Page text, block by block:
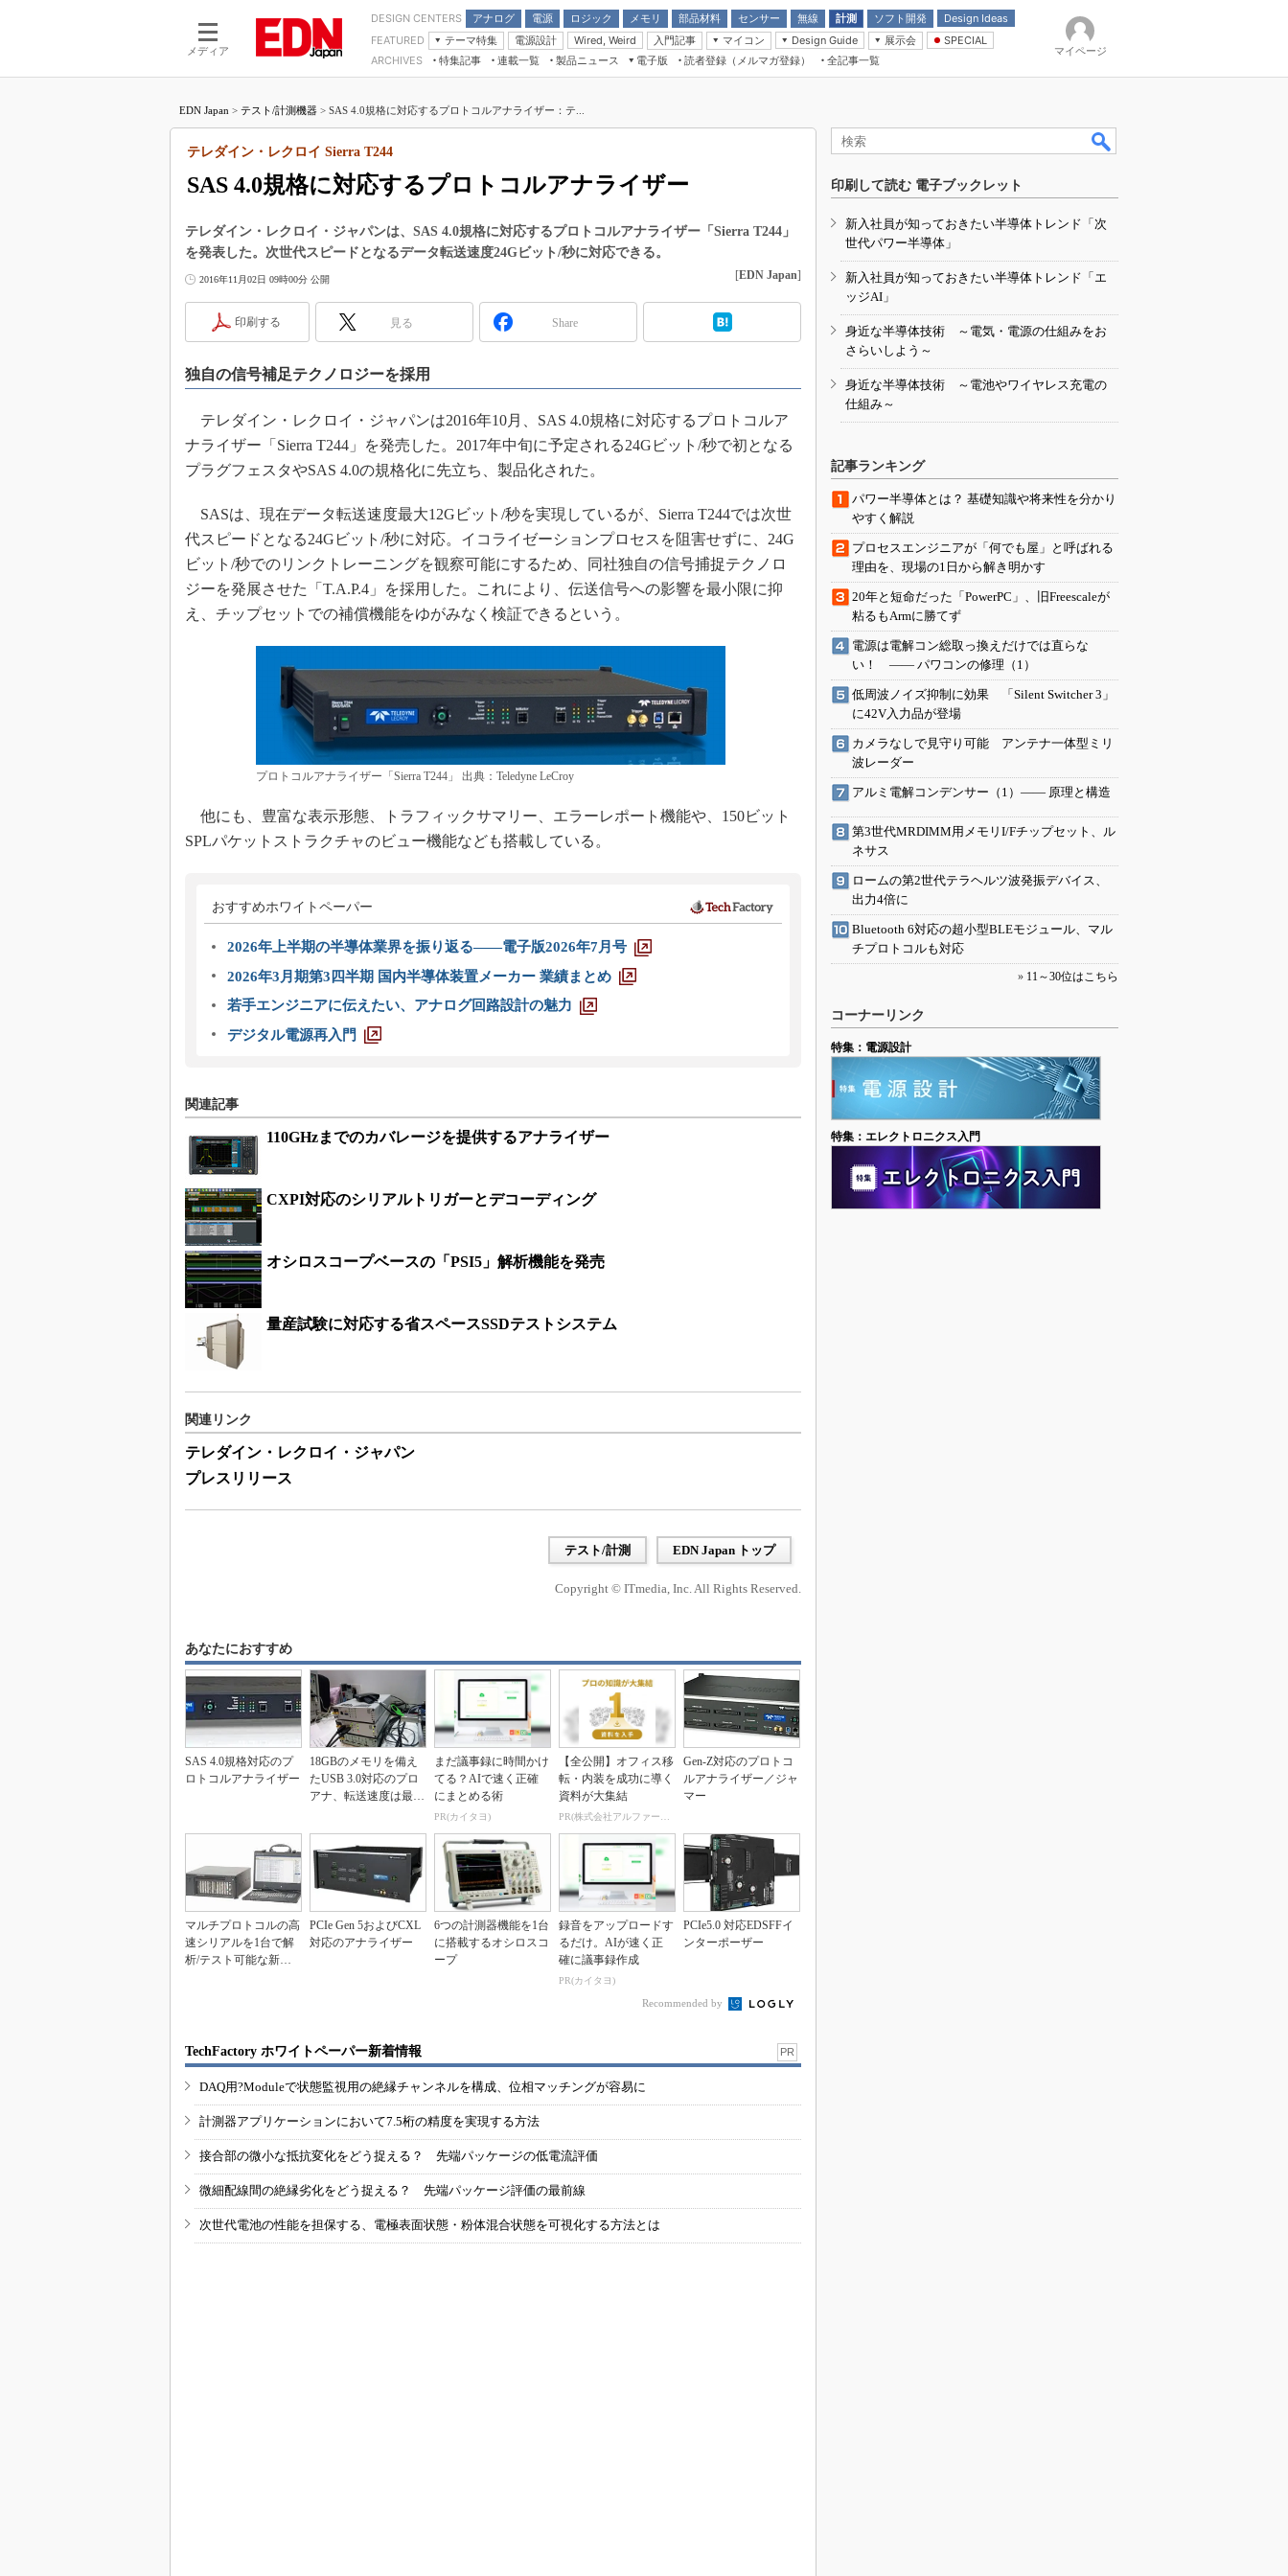
メディア
DESIGN CENTERS アナログ
電源
モーター
ロジック
LSI
メモリ
部品材料
受動部品
センサー 無線 計測 ソフト開発
Design Ideas
アナログ機能回路
計測とテスト
FEATURED
テーマ特集
つながるクルマ
エレクトロニクス入門
医療エレ（EE Times Japan）
製品解剖（EE Times Japan）
電源設計 Wired, Weird
入門記事
モーター入門
マイコン
マイコン講座
Design Guide
計測機器
展示会
CEATEC
組込み/エッジコンピューティング展
人とくるま展
SPECIAL
Microchip情報
ARCHIVES 特集記事
連載一覧
マイクロプロセッサ懐古録
用講座
たった2つの式で始めるDC/DCコン
DC-DCコンバーター活用講座
Wired, Weird
マイコン講座
Q&Aで学ぶマイコン講座
記録計／データロガーの基礎知識
ズ編
めざせ高効率！ モーター駆動入門講
座
「SPICEの仕組みとその活用設計」
最新記事一覧
計測器メーカーから見た5G
USB Type-Cの登場で評価試験はど
う変わる？
IoT時代の無線規格を知る【Thread
IoT時代の無線規格を知る【Z-Wave
編】
製品ニュース
電子版
電子ブックレット
読者登録（メルマガ登録） 全記事一覧
マイページ
EDN Japan > テスト/計測機器 > SAS 4.0規格に対応するプロトコルアナライザー：テ...
SAS 4.0規格に対応するプロトコルアナライザー
テレダイン・レクロイ Sierra T244
テレダイン・レクロイ・ジャパンは、SAS 4.0規格に対応するプロトコルアナライザー「Sierra T244」
を発表した。次世代スピードとなるデータ転送速度24Gビット/秒に対応できる。
2016年11月02日 09時00分 公開 [EDN Japan]
印刷する 見る Share
独自の信号補足テクノロジーを採用
テレダイン・レクロイ・ジャパンは2016年10月、SAS 4.0規格に対応するプロトコルア
ナライザー「Sierra T244」を発売した。2017年中旬に予定される24Gビット/秒で初となる
プラグフェスタやSAS 4.0の規格化に先立ち、製品化された。
SASは、現在データ転送速度最大12Gビット/秒を実現しているが、Sierra T244では次世
代スピードとなる24Gビット/秒に対応。イコライゼーションプロセスを阻害せずに、24G
ビット/秒でのリンクトレーニングを観察可能にするため、同社独自の信号捕捉テクノロ
ジーを発展させた「T.A.P.4」を採用した。これにより、伝送信号への影響を最小限に抑
え、チップセットでの補償機能をゆがみなく検証できるという。
プロトコルアナライザー「Sierra T244」 出典：Teledyne LeCroy
他にも、豊富な表示形態、トラフィックサマリー、エラーレポート機能や、150ビット
SPLパケットストラクチャのビュー機能なども搭載している。
おすすめホワイトペーパー
2026年上半期の半導体業界を振り返る――電子版2026年7月号
2026年3月期第3四半期 国内半導体装置メーカー 業績まとめ
若手エンジニアに伝えたい、アナログ回路設計の魅力
デジタル電源再入門
関連記事
110GHzまでのカバレージを提供するアナライザー
CXPI対応のシリアルトリガーとデコーディング
オシロスコープベースの「PSI5」解析機能を発売
量産試験に対応する省スペースSSDテストシステム
関連リンク
テレダイン・レクロイ・ジャパン
プレスリリース
テスト/計測 EDN Japan トップ
Copyright © ITmedia, Inc. All Rights Reserved.
あなたにおすすめ
SAS 4.0規格対応のプ
ロトコルアナライザー
18GBのメモリを備え
たUSB 3.0対応のプロ
アナ、転送速度は最大
まだ議事録に時間かけ
てる？AIで速く正確
にまとめる術
PR(カイタヨ)
【全公開】オフィス移
転・内装を成功に導く
資料が大集結
PR(株式会社アルファーテクノ)
Gen-Z対応のプロトコ
ルアナライザー／ジャ
マー
マルチプロトコルの高
速シリアルを1台で解
析/テスト可能な新型
PCIe Gen 5およびCXL
対応のアナライザー
6つの計測器機能を1台
に搭載するオシロスコ
ープ
録音をアップロードす
るだけ。AIが速く正
確に議事録作成
PR(カイタヨ)
PCIe5.0 対応EDSFFイ
ンターポーザー
Recommended by
TechFactory ホワイトペーパー新着情報 PR
DAQ用?Moduleで状態監視用の絶縁チャンネルを構成、位相マッチングが容易に
計測器アプリケーションにおいて7.5桁の精度を実現する方法
接合部の微小な抵抗変化をどう捉える？ 先端パッケージの低電流評価
微細配線間の絶縁劣化をどう捉える？ 先端パッケージ評価の最前線
次世代電池の性能を担保する、電極表面状態・粉体混合状態を可視化する方法とは
印刷して読む 電子ブックレット
新入社員が知っておきたい半導体トレンド「次
世代パワー半導体」
新入社員が知っておきたい半導体トレンド「エ
ッジAI」
身近な半導体技術 ～電気・電源の仕組みをお
さらいしよう～
身近な半導体技術 ～電池やワイヤレス充電の
仕組み～
記事ランキング
パワー半導体とは？ 基礎知識や将来性を分かり
やすく解説
プロセスエンジニアが「何でも屋」と呼ばれる
理由を、現場の1日から解き明かす
20年と短命だった「PowerPC」、旧Freescaleが
粘るもArmに勝てず
電源は電解コン総取っ換えだけでは直らな
い！ ―― パワコンの修理（1）
低周波ノイズ抑制に効果 「Silent Switcher 3」
に42V入力品が登場
カメラなしで見守り可能 アンテナ一体型ミリ
波レーダー
アルミ電解コンデンサー（1）―― 原理と構造
第3世代MRDIMM用メモリI/Fチップセット、ル
ネサス
ロームの第2世代テラヘルツ波発振デバイス、
出力4倍に
Bluetooth 6対応の超小型BLEモジュール、マル
チプロトコルも対応
» 11～30位はこちら
コーナーリンク
特集：電源設計
特集：エレクトロニクス入門